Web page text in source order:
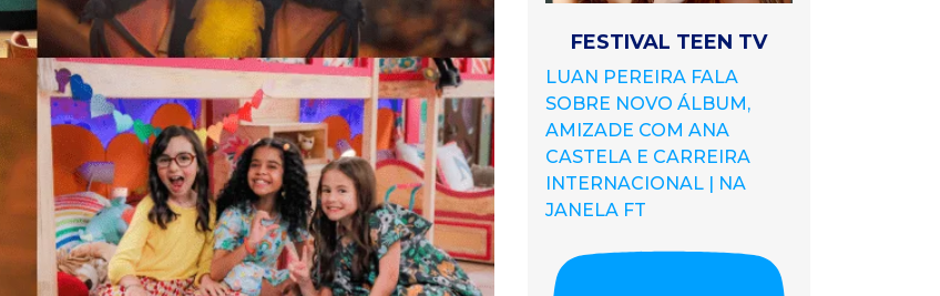
FESTIVAL TEEN TV
LUAN PEREIRA FALA
SOBRE NOVO ÁLBUM,
AMIZADE COM ANA
CASTELA E CARREIRA
INTERNACIONAL | NA
JANELA FT